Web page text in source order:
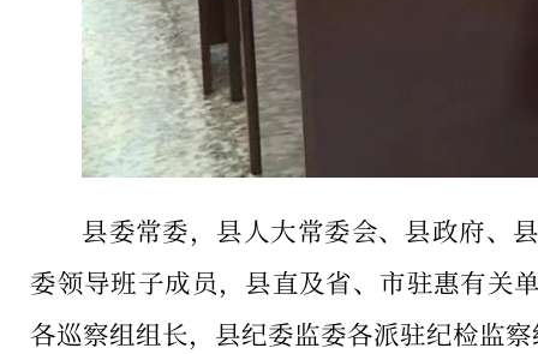
县委常委，县人大常委会、县政府、
委领导班子成员，县直及省、市驻惠有关
各巡察组组长，县纪委监委各派驻纪检监